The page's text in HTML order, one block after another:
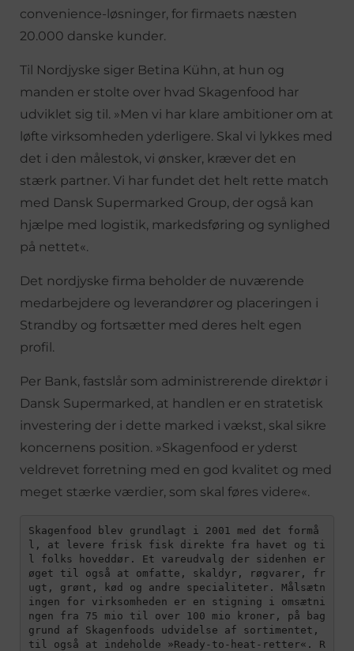
convenience-løsninger, for firmaets næsten
20.000 danske kunder.
Til Nordjyske siger Betina Kühn, at hun og
manden er stolte over hvad Skagenfood har
udviklet sig til. »Men vi har klare ambitioner om at
løfte virksomheden yderligere. Skal vi lykkes med
det i den målestok, vi ønsker, kræver det en
stærk partner. Vi har fundet det helt rette match
med Dansk Supermarked Group, der også kan
hjælpe med logistik, markedsføring og synlighed
på nettet«.
Det nordjyske firma beholder de nuværende
medarbejdere og leverandører og placeringen i
Strandby og fortsætter med deres helt egen
profil.
Per Bank, fastslår som administrerende direktør i
Dansk Supermarked, at handlen er en stratetisk
investering der i dette marked i vækst, skal sikre
koncernens position. »Skagenfood er yderst
veldrevet forretning med en god kvalitet og med
meget stærke værdier, som skal føres videre«.
Skagenfood blev grundlagt i 2001 med det formå
l, at levere frisk fisk direkte fra havet og ti
l folks hoveddør. Et vareudvalg der sidenhen er
øget til også at omfatte, skaldyr, røgvarer, fr
ugt, grønt, kød og andre specialiteter. Målsætn
ingen for virksomheden er en stigning i omsætni
ngen fra 75 mio til over 100 mio kroner, på bag
grund af Skagenfoods udvidelse af sortimentet,
til også at indeholde »Ready-to-heat-retter«. R